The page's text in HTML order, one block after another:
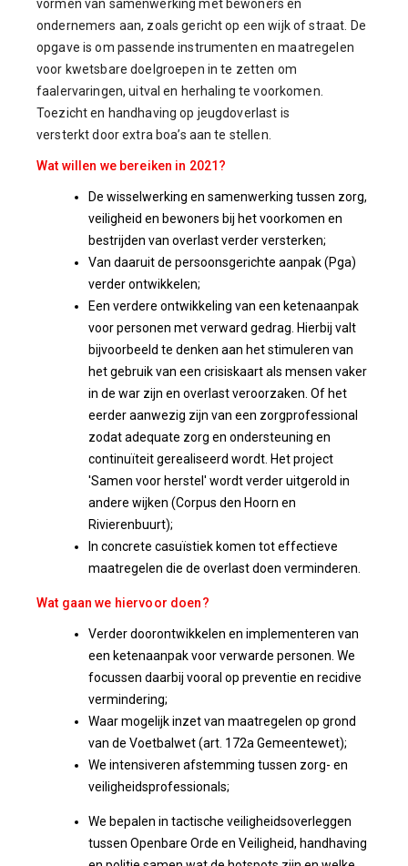
vormen van samenwerking met bewoners en
ondernemers aan, zoals gericht op een wijk of straat. De
opgave is om passende instrumenten en maatregelen
voor kwetsbare doelgroepen in te zetten om
faalervaringen, uitval en herhaling te voorkomen.
Toezicht en handhaving op jeugdoverlast is
versterkt door extra boa’s aan te stellen.
Wat willen we bereiken in 2021?
De wisselwerking en samenwerking tussen zorg,
veiligheid en bewoners bij het voorkomen en
bestrijden van overlast verder versterken;
Van daaruit de persoonsgerichte aanpak (Pga)
verder ontwikkelen;
Een verdere ontwikkeling van een ketenaanpak
voor personen met verward gedrag. Hierbij valt
bijvoorbeeld te denken aan het stimuleren van
het gebruik van een crisiskaart als mensen vaker
in de war zijn en overlast veroorzaken. Of het
eerder aanwezig zijn van een zorgprofessional
zodat adequate zorg en ondersteuning en
continuïteit gerealiseerd wordt. Het project
'Samen voor herstel' wordt verder uitgerold in
andere wijken (Corpus den Hoorn en
Rivierenbuurt);
In concrete casuïstiek komen tot effectieve
maatregelen die de overlast doen verminderen.
Wat gaan we hiervoor doen?
Verder doorontwikkelen en implementeren van
een ketenaanpak voor verwarde personen. We
focussen daarbij vooral op preventie en recidive
vermindering;
Waar mogelijk inzet van maatregelen op grond
van de Voetbalwet (art. 172a Gemeentewet);
We intensiveren afstemming tussen zorg- en
veiligheidsprofessionals;
We bepalen in tactische veiligheidsoverleggen
tussen Openbare Orde en Veiligheid, handhaving